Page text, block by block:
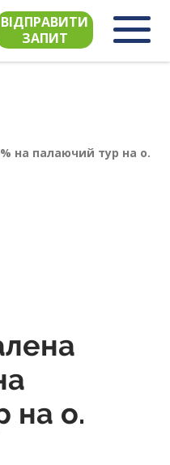
ВІДПРАВИТИ
ЗАПИТ
на палаючий тур на о.
на о.